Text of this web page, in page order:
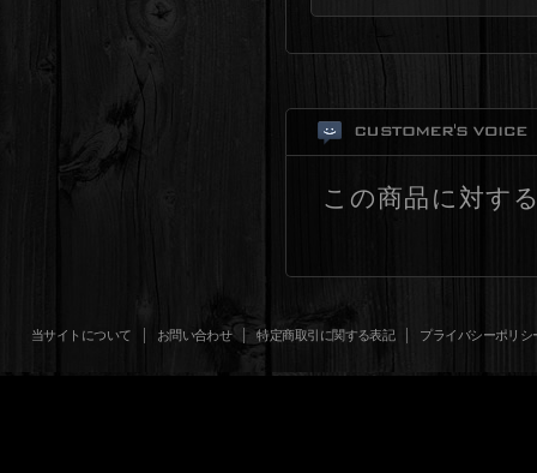
この商品に対す
当サイトについて お問い合わせ 特定商取引に関する表記 プライバシーポリシ